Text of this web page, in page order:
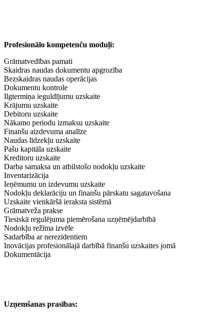
Profesionālo kompetenču moduļi:
Grāmatvedības pamati
Skaidras naudas dokumentu apgrozība
Bezskaidras naudas operācijas
Dokumentu kontrole
Ilgtermiņa ieguldījumu uzskaite
Krājumu uzskaite
Debitoru uzskaite
Nākamo periodu izmaksu uzskaite
Finanšu aizdevuma analīze
Naudas līdzekļu uzskaite
Pašu kapitāla uzskaite
Kreditoru uzskaite
Darba samaksa un atbilstošo nodokļu uzskaite
Inventarizācija
Ieņēmumu un izdevumu uzskaite
Nodokļu deklarāciju un finanšu pārskatu sagatavošana
Uzskaite vienkāršā ieraksta sistēmā
Grāmatveža prakse
Tiesiskā regulējuma piemērošana uzņēmējdarbībā
Nodokļu režīma izvēle
Sadarbība ar nerezidentiem
Inovācijas profesionālajā darbībā finanšu uzskaites jomā
Dokumentācija
Uzņemšanas prasības: